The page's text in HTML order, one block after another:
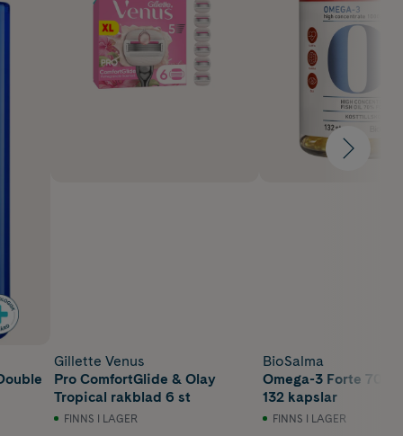
Gillette Venus
Pro ComfortGlide & Olay
Tropical rakblad 6 st
FINNS I LAGER
BioSalma
Omega-3 Forte 70%
132 kapslar
FINNS I LAGER